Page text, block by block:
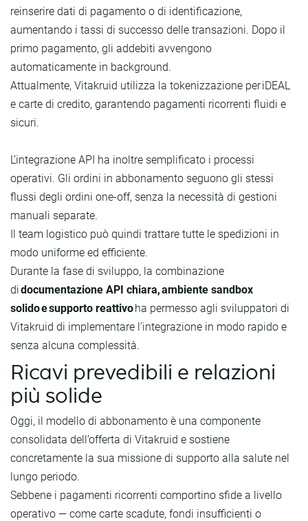
reinserire dati di pagamento o di identificazione,
aumentando i tassi di successo delle transazioni. Dopo il
primo pagamento, gli addebiti avvengono
automaticamente in background.
Attualmente, Vitakruid utilizza la tokenizzazione per iDEAL
e carte di credito, garantendo pagamenti ricorrenti fluidi e
sicuri.
L’integrazione API ha inoltre semplificato i processi
operativi. Gli ordini in abbonamento seguono gli stessi
flussi degli ordini one-off, senza la necessità di gestioni
manuali separate.
Il team logistico può quindi trattare tutte le spedizioni in
modo uniforme ed efficiente.
Durante la fase di sviluppo, la combinazione
didocumentazione API chiara, ambiente sandbox
solido e supporto reattivoha permesso agli sviluppatori di
Vitakruid di implementare l’integrazione in modo rapido e
senza alcuna complessità.
Ricavi prevedibili e relazioni
più solide
Oggi, il modello di abbonamento è una componente
consolidata dell’offerta di Vitakruid e sostiene
concretamente la sua missione di supporto alla salute nel
lungo periodo.
Sebbene i pagamenti ricorrenti comportino sfide a livello
operativo — come carte scadute, fondi insufficienti o